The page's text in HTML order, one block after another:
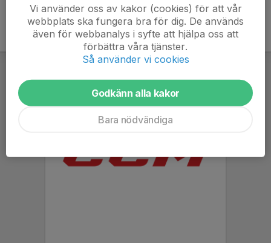
Vi använder oss av kakor (cookies) för att vår
webbplats ska fungera bra för dig. De används
även för webbanalys i syfte att hjälpa oss att
förbättra våra tjänster.
Så använder vi cookies
Godkänn alla kakor
Bara nödvändiga